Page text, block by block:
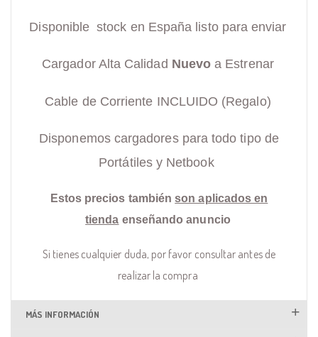
Disponible stock en España listo para enviar
Cargador Alta Calidad Nuevo a Estrenar
Cable de Corriente INCLUIDO (Regalo)
Disponemos cargadores para todo tipo de
Portátiles y Netbook
Estos precios también son aplicados en
tienda enseñando anuncio
Si tienes cualquier duda, por favor consultar antes de
realizar la compra
MÁS INFORMACIÓN